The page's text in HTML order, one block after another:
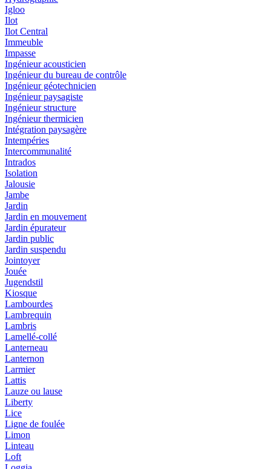
Igloo
Ilot
Ilot Central
Immeuble
Impasse
Ingénieur acousticien
Ingénieur du bureau de contrôle
Ingénieur géotechnicien
Ingénieur paysagiste
Ingénieur structure
Ingénieur thermicien
Intégration paysagère
Intempéries
Intercommunalité
Intrados
Isolation
Jalousie
Jambe
Jardin
Jardin en mouvement
Jardin épurateur
Jardin public
Jardin suspendu
Jointoyer
Jouée
Jugendstil
Kiosque
Lambourdes
Lambrequin
Lambris
Lamellé-collé
Lanterneau
Lanternon
Larmier
Lattis
Lauze ou lause
Liberty
Lice
Ligne de foulée
Limon
Linteau
Loft